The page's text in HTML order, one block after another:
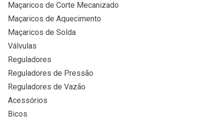
Maçaricos de Corte Mecanizado
Maçaricos de Aquecimento
Maçaricos de Solda
Válvulas
Reguladores
Reguladores de Pressão
Reguladores de Vazão
Acessórios
Bicos